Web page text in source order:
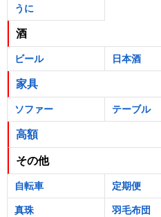
うに
酒
ビール 日本酒
家具
ソファー テーブル
高額
その他
自転車 定期便
真珠 羽毛布団